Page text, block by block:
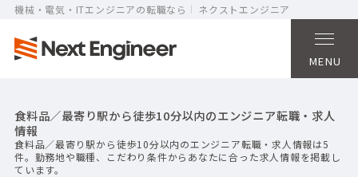
機械・電気・ITエンジニアの転職なら ネクストエンジニア
MENU
食料品／最寄り駅から徒歩10分以内のエンジニア転職・求人
情報
食料品／最寄り駅から徒歩10分以内のエンジニア転職・求人情報は5
件。勤務地や職種、こだわり条件からあなたに合った求人情報を掲載し
ています。